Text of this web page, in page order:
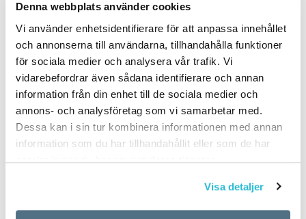
Denna webbplats använder cookies
Vi använder enhetsidentifierare för att anpassa innehållet
och annonserna till användarna, tillhandahålla funktioner
för sociala medier och analysera vår trafik. Vi
vidarebefordrar även sådana identifierare och annan
information från din enhet till de sociala medier och
annons- och analysföretag som vi samarbetar med.
Dessa kan i sin tur kombinera informationen med annan
information som du har tillhandahållit eller som de har
samlat in när du har använt deras tjänster.
Visa detaljer
3 politiska ord
21 SEPTEMBER 2014
1 nettokrati. I en nettokrati
får varje medborgare två
röster, där den ena syftar till
att rösta in ett parti i
riksdagen och den andra…
Finn ett firmanamn
som bär!
21 SEPTEMBER 2014
närmare 6 000 vill pröva
lyckan som entreprenörer.
Och alla…